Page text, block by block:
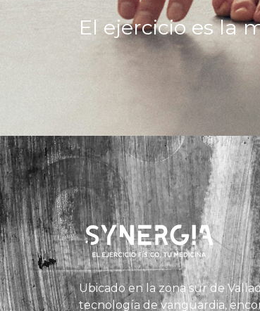
El ejercicio es la
Ubicado en la zona sur de
tecnología de vanguardia,